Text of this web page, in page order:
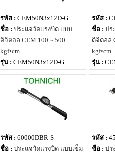
รหัส : CEM50N3x12D-G
ชื่อ : ประแจวัดแรงบิด แบบ
ดิจิตอล CEM 100 ~ 500
kgf•cm..
รุ่น : CEM50N3x12D-G
รหัส :
ชื่อ : ปร
ดิจิตอล
kgf•cm..
รุ่น :
รหัส : 60000DBR-S
ชื่อ : ประแจวัดแรงบิด แบบเข็ม
รหัส :
ชื่อ : ปร